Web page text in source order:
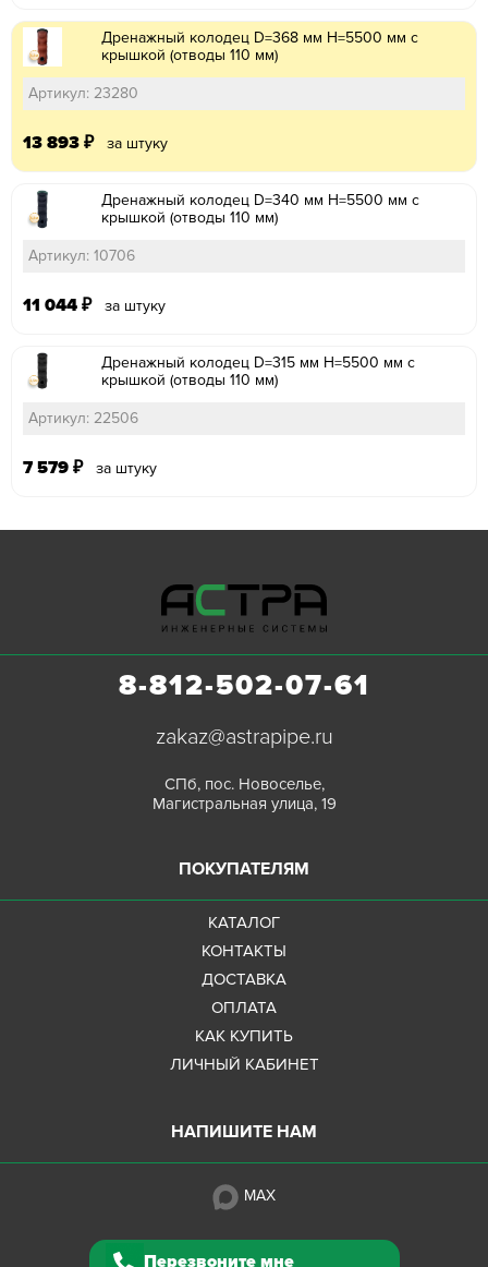
Дренажный колодец D=368 мм H=5500 мм с
крышкой (отводы 110 мм)
Артикул: 23280
13 893 ₽ за штуку
Дренажный колодец D=340 мм H=5500 мм с
крышкой (отводы 110 мм)
Артикул: 10706
11 044 ₽ за штуку
Дренажный колодец D=315 мм H=5500 мм с
крышкой (отводы 110 мм)
Артикул: 22506
7 579 ₽ за штуку
8-812-502-07-61
zakaz@astrapipe.ru
СПб, пос. Новоселье,
Магистральная улица, 19
ПОКУПАТЕЛЯМ
КАТАЛОГ
КОНТАКТЫ
ДОСТАВКА
ОПЛАТА
КАК КУПИТЬ
ЛИЧНЫЙ КАБИНЕТ
НАПИШИТЕ НАМ
MAX
Перезвоните мне